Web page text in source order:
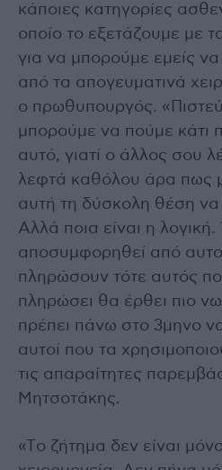
κάποιες κατηγορίες
οποίο το εξετάζουμε με
για να μπορούμε εμείς
από τα απογευματινά
ο πρωθυπουργός.
μπορούμε να πούμε κάτι
αυτό, γιατί ο άλλος σου
λεφτά καθόλου άρα πως
αυτή τη δύσκολη θέση να
Αλλά ποια είναι η
αποσυμφορηθεί από
πληρώσουν τότε αυτός
πληρώσει θα έρθει πιο
πρέπει πάνω στο 3μηνο να
αυτοί που τα
τις απαραίτητες
Μητσοτάκης.
«Tο ζήτημα δεν είναι